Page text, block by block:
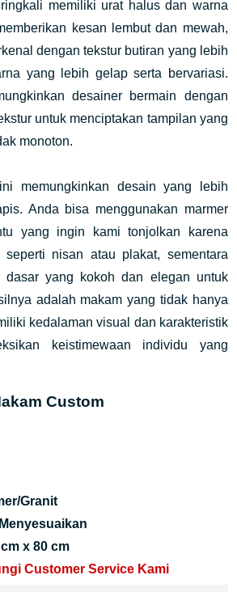
memiliki urat halus dan warna
kesan lembut dan mewah,
dengan tekstur butiran yang lebih
yang lebih gelap serta bervariasi.
desainer bermain dengan
untuk menciptakan tampilan yang
monoton.
memungkinkan desain yang lebih
Anda bisa menggunakan marmer
yang ingin kami tonjolkan karena
nisan atau plakat, sementara
dasar yang kokoh dan elegan untuk
adalah makam yang tidak hanya
kedalaman visual dan karakteristik
keistimewaan individu yang
Custom
Granit
x 80 cm
Customer Service Kami